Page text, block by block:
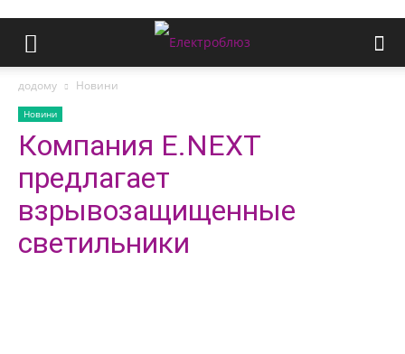
додому Новини
Новини
Компания E.NEXT
предлагает
взрывозащищенные
светильники